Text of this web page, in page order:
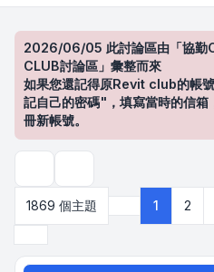
2026/06/05 此討論區由「協勤
CLUB討論區」彙整而來
如果您還記得原Revit club的帳
記自己的密碼"，填寫當時的信箱
冊新帳號。
1869 個主題
第1 頁 (共 75
1 2